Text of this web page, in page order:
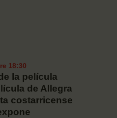
18:30
la película
de Allegra
costarricense